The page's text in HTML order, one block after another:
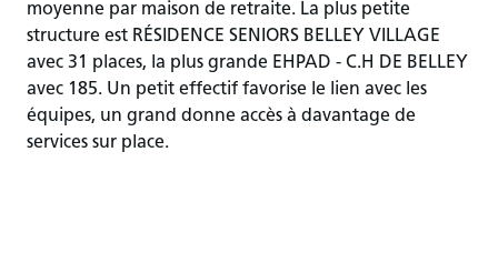
moyenne par maison de retraite. La plus petite
structure est RÉSIDENCE SENIORS BELLEY VILLAGE
avec 31 places, la plus grande EHPAD - C.H DE BELLEY
avec 185. Un petit effectif favorise le lien avec les
équipes, un grand donne accès à davantage de
services sur place.